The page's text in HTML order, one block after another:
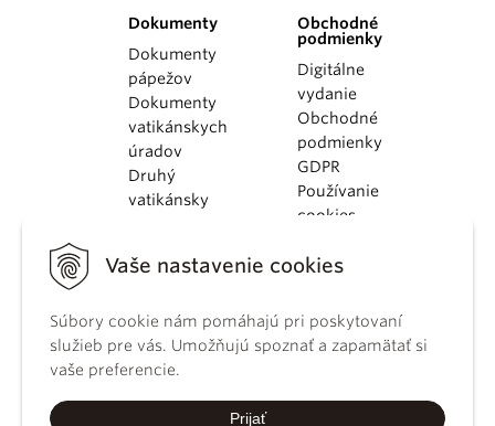
Vaše nastavenie cookies
Súbory cookie nám pomáhajú pri poskytovaní
služieb pre vás. Umožňujú spoznať a zapamätať si
vaše preferencie.
Prijať
Dokumenty
Dokumenty
pápežov
Dokumenty
vatikánskych
úradov
Druhý
vatikánsky
KBS
kánonického
práva
Katechizmus
Obchodné
podmienky
Digitálne
vydanie
Obchodné
podmienky
GDPR
Používanie
cookies